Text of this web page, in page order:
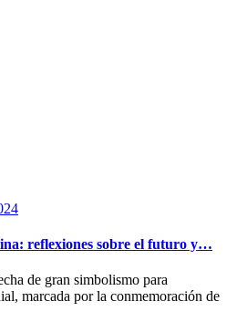
reflexiones sobre el futuro y…
de gran simbolismo para
marcada por la conmemoración de